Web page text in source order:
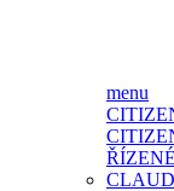
menu
ŘÍZENÉ